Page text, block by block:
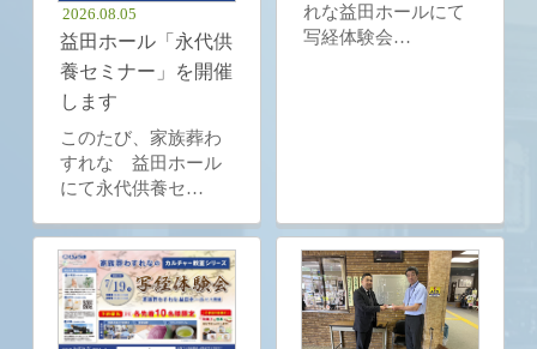
2026.08.05
益田ホール「永代供
養セミナー」を開催
します
このたび、家族葬わ
すれな 益田ホール
にて永代供養セ…
れな益田ホールにて
写経体験会…